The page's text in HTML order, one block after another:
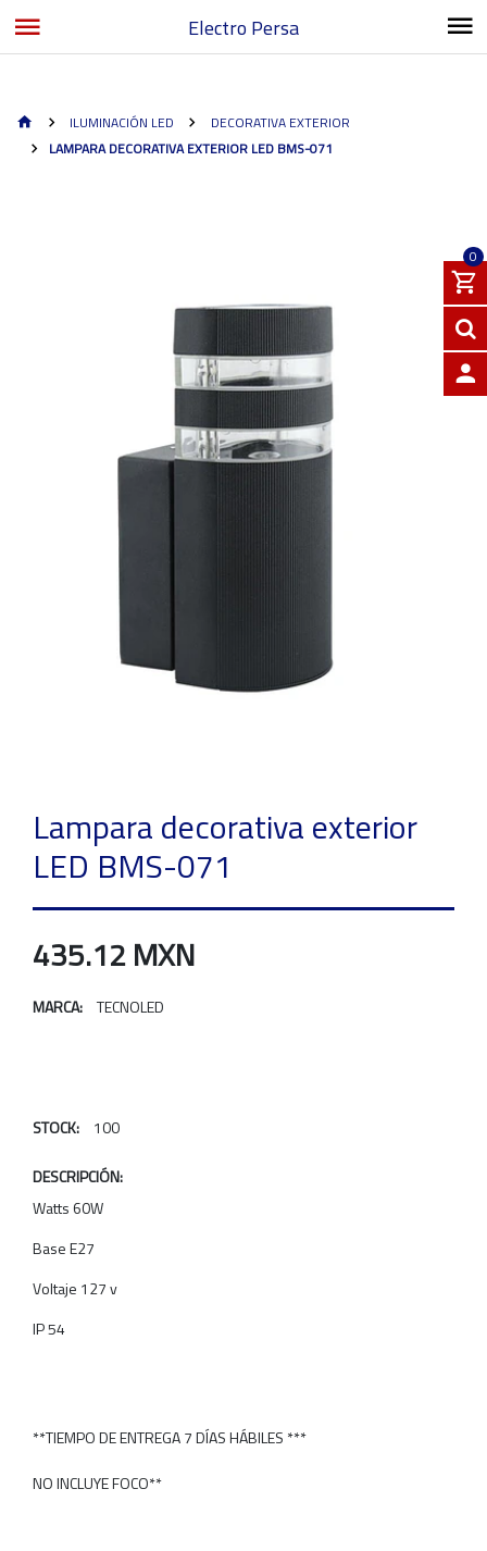
Electro Persa
0
ILUMINACIÓN LED
DECORATIVA EXTERIOR
LAMPARA DECORATIVA EXTERIOR LED BMS-071
Lampara decorativa exterior
LED BMS-071
435.12 MXN
MARCA: TECNOLED
STOCK: 100
DESCRIPCIÓN:
Watts 60W
Base E27
Voltaje 127 v
IP 54
**TIEMPO DE ENTREGA 7 DÍAS HÁBILES ***
NO INCLUYE FOCO**